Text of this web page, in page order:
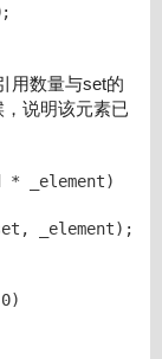
用数量与set的
说明该元素已
_element)
_element);